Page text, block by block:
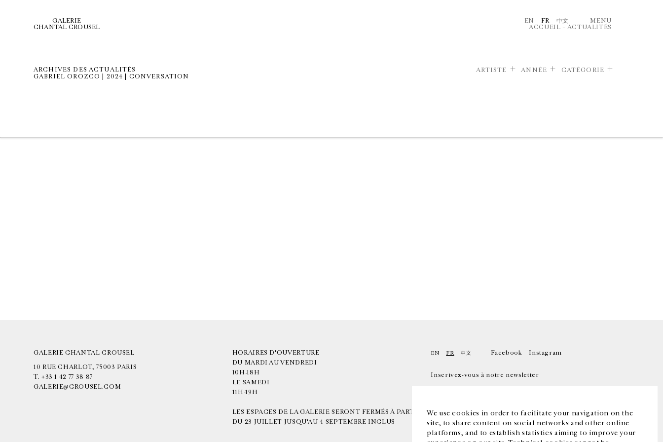
We use cookies in order to facilitate your navigation on the
site, to share content on social networks and other online
platforms, and to establish statistics aiming to improve your
GALERIE
CHANTAL CROUSEL
EN FR 中文
MENU
ACCUEIL – ACTUALITÉS
ARCHIVES DES ACTUALITÉS
GABRIEL OROZCO | 2024 | CONVERSATION
ARTISTE ANNÉE CATÉGORIE
GALERIE CHANTAL CROUSEL
10 RUE CHARLOT, 75003 PARIS
T. +33 1 42 77 38 87
GALERIE@CROUSEL.COM
HORAIRES D'OUVERTURE
DU MARDI AU VENDREDI
10H-18H
LE SAMEDI
11H-19H
LES ESPACES DE LA GALERIE SERONT FERMÉS À PARTIR
DU 23 JUILLET JUSQU'AU 4 SEPTEMBRE INCLUS
EN FR 中文 Facebook Instagram
Inscrivez-vous à notre newsletter